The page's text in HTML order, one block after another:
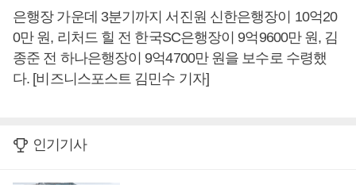
은행장 가운데 3분기까지 서진원 신한은행장이 10억20
0만 원, 리처드 힐 전 한국SC은행장이 9억9600만 원, 김
종준 전 하나은행장이 9억4700만 원을 보수로 수령했
다. [비즈니스포스트 김민수 기자]
인기기사